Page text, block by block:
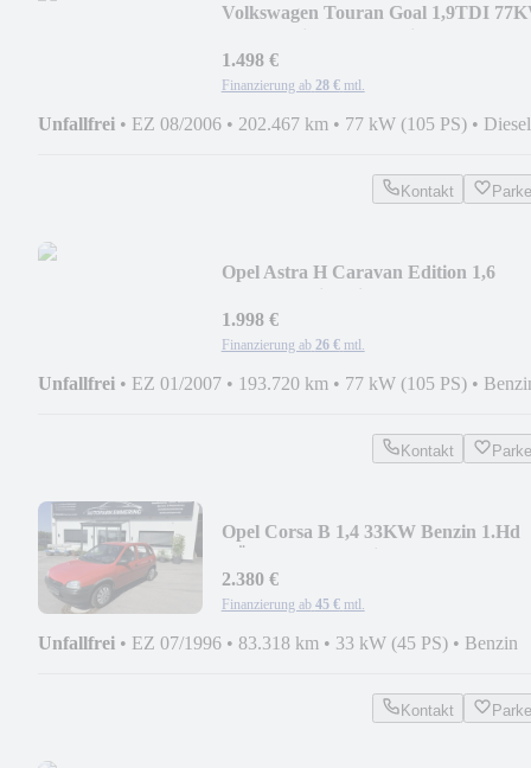
Volkswagen Touran Goal 1,9TDI
1.498 €
Finanzierung ab 28 € mtl.
Unfallfrei • EZ 08/2006 • 202.467 km • 77 kW (105 PS) • Diesel
Kontakt
Opel Astra H Caravan Edition 1,6
1.998 €
Finanzierung ab 26 € mtl.
Unfallfrei • EZ 01/2007 • 193.720 km • 77 kW (105 PS) •
Kontakt
Opel Corsa B 1,4 33KW Benzin 1.Hd
2.380 €
Finanzierung ab 45 € mtl.
Unfallfrei • EZ 07/1996 • 83.318 km • 33 kW (45 PS) • Benzin
Kontakt